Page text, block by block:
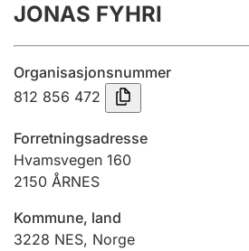
Årsregnskap
Innsending og forsinkelsesgebyr
Tinglysing
Jeger
JONAS FYHRI
Organisasjonsnummer
812 856 472
Forretningsadresse
Hvamsvegen 160
2150 ÅRNES
Kommune, land
3228 NES, Norge